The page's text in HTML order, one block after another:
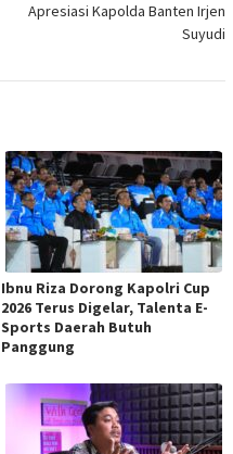
Apresiasi Kapolda Banten Irjen
Suyudi
Ibnu Riza Dorong Kapolri Cup
2026 Terus Digelar, Talenta E-
Sports Daerah Butuh
Panggung